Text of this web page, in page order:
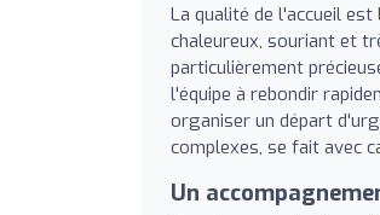
La qualité de l'accueil
chaleureux, souriant et
particulièrement
l'équipe à rebondir
organiser un départ
complexes, se fait avec
Un